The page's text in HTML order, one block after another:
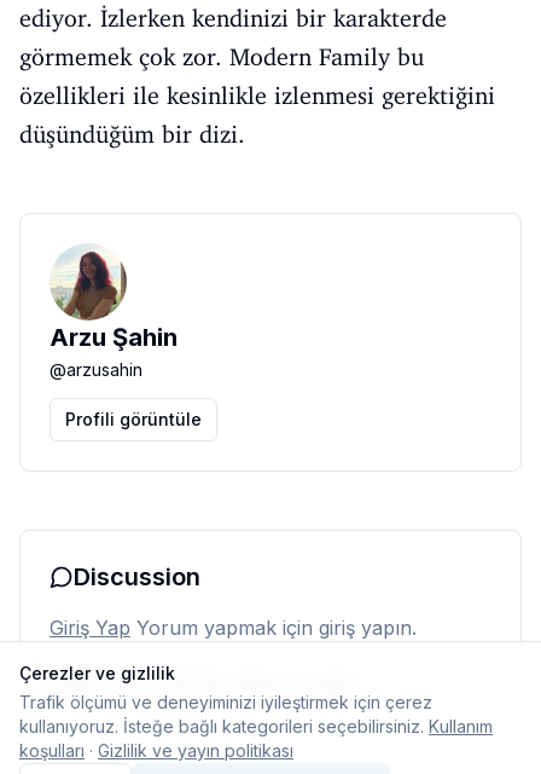
ediyor. İzlerken kendinizi bir karakterde
görmemek çok zor. Modern Family bu
özellikleri ile kesinlikle izlenmesi gerektiğini
düşündüğüm bir dizi.
Arzu Şahin
@arzusahin
Profili görüntüle
Discussion
Giriş Yap Yorum yapmak için giriş yapın.
Henüz yorum yok. İlk yorumu siz yapın.
Çerezler ve gizlilik
Trafik ölçümü ve deneyiminizi iyileştirmek için çerez
kullanıyoruz. İsteğe bağlı kategorileri seçebilirsiniz. Kullanım
koşulları · Gizlilik ve yayın politikası